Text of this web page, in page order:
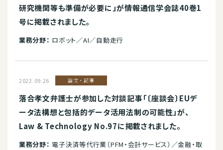
研究機関等も準備が必要に」が情報通信学会誌40巻1
号に掲載されました。
業務分野： ロボット／AI／自動走行
2022.09.26 論文・記事
落合孝文弁護士が参加した対談記事「〔座談会〕EUデ
ータ法構想と包括的データ活用法制の可能性」が、
Law & Technology No.97に掲載されました。
業務分野： 電子決済等代行業（PFM・会計サービス）／金融・取